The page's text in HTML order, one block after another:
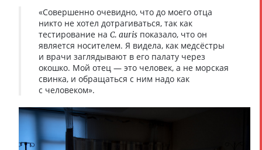
«Совершенно очевидно, что до моего отца
никто не хотел дотрагиваться, так как
тестирование на C. auris показало, что он
является носителем. Я видела, как медсёстры
и врачи заглядывают в его палату через
окошко. Мой отец — это человек, а не морская
свинка, и обращаться с ним надо как
с человеком».